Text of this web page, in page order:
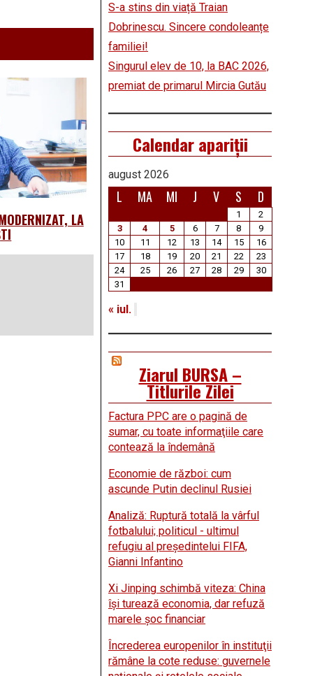
LA
S-a stins din viață Traian
Dobrinescu. Sincere condoleanțe
familiei!
Singurul elev de 10, la BAC 2026,
premiat de primarul Mircia Gutău
Calendar apariții
august 2026
L MA MI J V S D
1
2
3
4 5 6 7 8
9
10
11 12 13 14 15
16
17
18 19 20 21 22
23
24
25 26 27 28 29
30
31
« iul.
Ziarul BURSA –
Titlurile Zilei
Factura PPC are o pagină de
sumar, cu toate informaţiile care
contează la îndemână
Economie de război: cum
ascunde Putin declinul Rusiei
Analiză: Ruptură totală la vârful
fotbalului; politicul - ultimul
refugiu al preşedintelui FIFA,
Gianni Infantino
Xi Jinping schimbă viteza: China
îşi turează economia, dar refuză
marele şoc financiar
Încrederea europenilor în instituţii
rămâne la cote reduse: guvernele